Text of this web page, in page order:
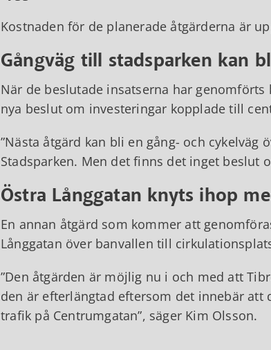
Kostnaden för de planerade åtgärderna är
Gångväg till stadsparken kan
När de beslutade insatserna har
nya beslut om investeringar kopplade till
Nästa åtgärd kan bli en gång- och cykelväg
Stadsparken. Men det finns det inget beslut
Östra Långgatan knyts ihop
En annan åtgärd som kommer att
Långgatan över banvallen till
Den åtgärden är möjlig nu i och med att
den är efterlängtad eftersom det innebär
trafik på Centrumgatan , säger Kim Olsson.